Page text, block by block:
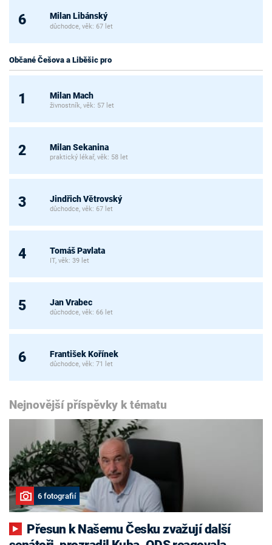
6 Milan Libánský
důchodce, věk: 67 let
Občané Češova a Liběšic pro
1 Milan Mach
živnostník, věk: 57 let
2 Milan Sekanina
praktický lékař, věk: 58 let
3 Jindřich Větrovský
důchodce, věk: 67 let
4 Tomáš Pavlata
IT, věk: 39 let
5 Jan Vrabec
důchodce, věk: 66 let
6 František Kořínek
důchodce, věk: 71 let
Nejnovější příspěvky k tématu
6 fotografií